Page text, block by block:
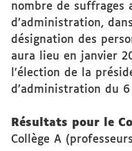
nombre de suffrages
d’administration,
désignation des
aura lieu en janvier
l’élection de la
d’administration du
Résultats pour le
Collège A